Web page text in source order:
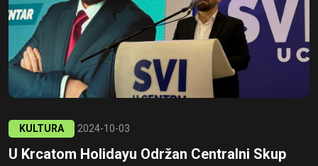
KULTURA 2024-10-03
U Krcatom Holidayu Održan Centralni Skup